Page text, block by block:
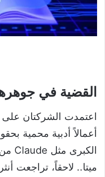
القضية في
اعتمدت الشركتان
أعمالاً أدبية محمية
ميتا.. لاحقاً، تراجعت